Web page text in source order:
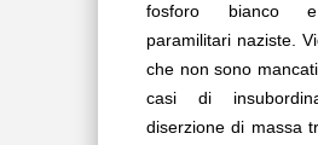
fosforo bianco
paramilitari naziste.
che non sono
casi di
diserzione di massa